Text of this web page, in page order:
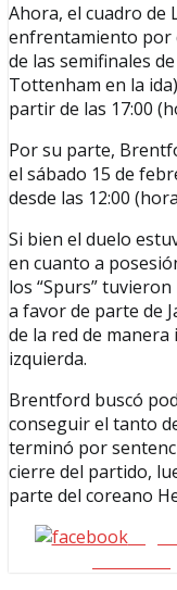
Ahora, el cuadro de
enfrentamiento por
de las semifinales
Tottenham en la
partir de las 17:00
Por su parte,
el sábado 15 de
desde las 12:00
Si bien el duelo
en cuanto a
los “Spurs”
a favor de parte de
de la red de
izquierda.
Brentford buscó
conseguir el tanto
terminó por
cierre del partido,
parte del coreano